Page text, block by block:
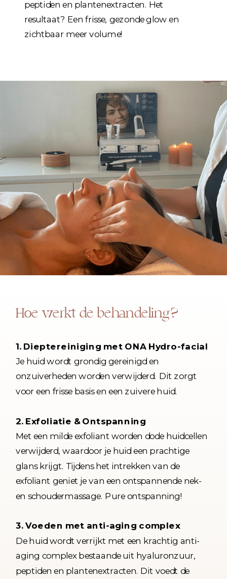
peptiden en plantenextracten. Het
resultaat? Een frisse, gezonde glow en
zichtbaar meer volume!
Hoe werkt de behandeling?
1. Dieptereiniging met ONA Hydro-facial
Je huid wordt grondig gereinigd en
onzuiverheden worden verwijderd. Dit zorgt
voor een frisse basis en een zuivere huid.
2. Exfoliatie & Ontspanning
Met een milde exfoliant worden dode huidcellen
verwijderd, waardoor je huid een prachtige
glans krijgt. Tijdens het intrekken van de
exfoliant geniet je van een ontspannende nek-
en schoudermassage. Pure ontspanning!
3. Voeden met anti-aging complex
De huid wordt verrijkt met een krachtig anti-
aging complex bestaande uit hyaluronzuur,
peptiden en plantenextracten. Dit voedt de